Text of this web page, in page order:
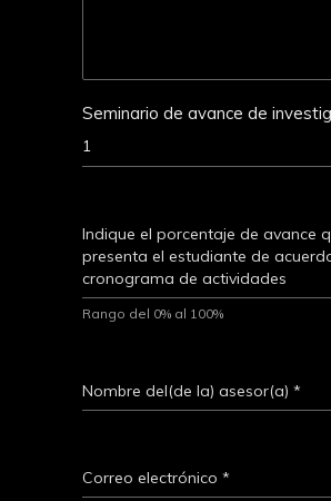
Seminario de avance de
Indique el porcentaje de avance
presenta el estudiante de
cronograma de actividades
Rango del 0% al 100%
Nombre del(de la) asesor(a) *
Correo electrónico *